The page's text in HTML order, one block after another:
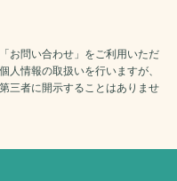
お問い合わせ」をご利用いただ
人情報の取扱いを行いますが、
三者に開示することはありませ